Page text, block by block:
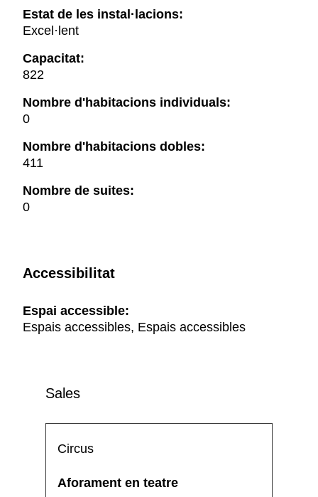
Estat de les instal·lacions:
Excel·lent
Capacitat:
822
Nombre d'habitacions individuals:
0
Nombre d'habitacions dobles:
411
Nombre de suites:
0
Accessibilitat
Espai accessible:
Espais accessibles, Espais accessibles
Sales
Circus